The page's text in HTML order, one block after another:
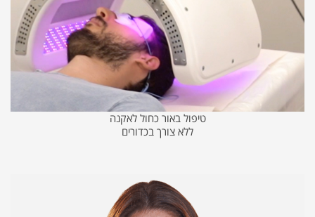
טיפול באור כחול לאקנה
ללא צורך בכדורים